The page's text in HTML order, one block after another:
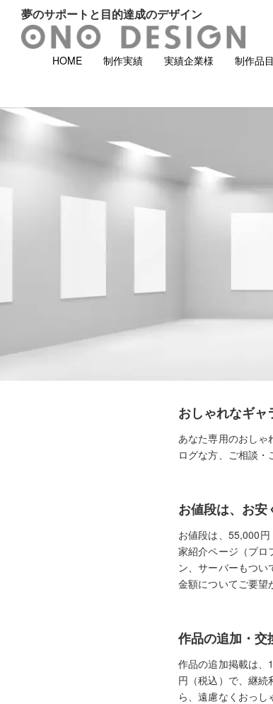
夢のサポートと目的達成のデザイン
HOME 制作実績 実績企業様 制作品
おしゃれなギャ
あなた専用のおし
ログな方、ご相談・
お値段は、お安
お値段は、55,000
家紹介ページ（プロ
ン、サーバーもつ
金額についてご要望
作品の追加・交
作品の追加掲載は
円（税込）で、継
ら、遠慮なくおっし